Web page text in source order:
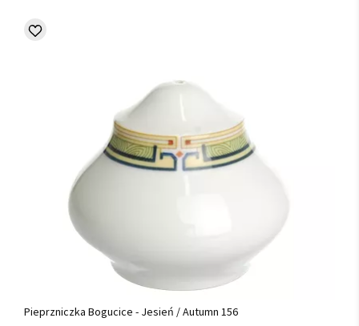
Pieprzniczka Bogucice - Jesień / Autumn 156